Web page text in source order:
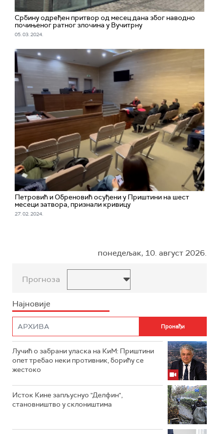
Србину одређен притвор од месец дана због наводно
почињеног ратног злочина у Вучитрну
05. 03. 2024.
Петровић и Обреновић осуђени у Приштини на шест
месеци затвора, признали кривицу
27. 02. 2024.
понедељак, 10. август 2026.
Прогноза
Најновије
Лучић о забрани уласка на КиМ: Приштини
опет требао неки противник, борићу се
жестоко
Исток Кине запљуснуо "Делфин",
становништво у склоништима